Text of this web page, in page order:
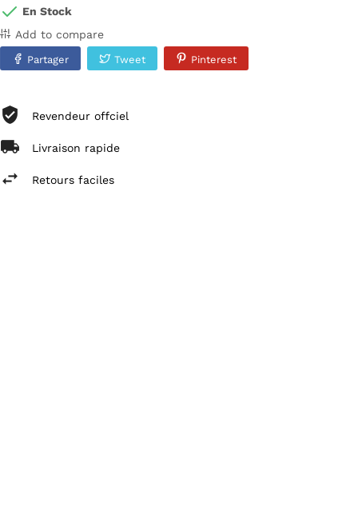
En Stock
Add to compare
Partager Tweet Pinterest
Revendeur offciel
Livraison rapide
Retours faciles